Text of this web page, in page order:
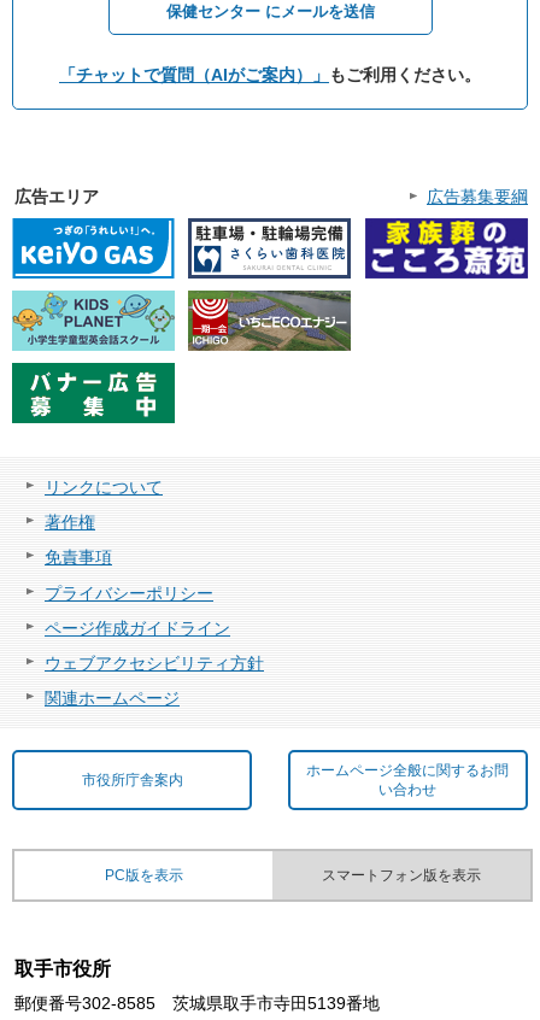
保健センター にメールを送信
「チャットで質問（AIがご案内）」 もご利用ください。
広告エリア 広告募集要綱
リンクについて
著作権
免責事項
プライバシーポリシー
ページ作成ガイドライン
ウェブアクセシビリティ方針
関連ホームページ
市役所庁舎案内
ホームページ全般に関するお問
い合わせ
PC版を表示 スマートフォン版を表示
取手市役所
郵便番号302-8585 茨城県取手市寺田5139番地